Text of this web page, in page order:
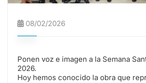
08/02/2026
Ponen voz e imagen a la Semana
2026.
Hoy hemos conocido la obra que